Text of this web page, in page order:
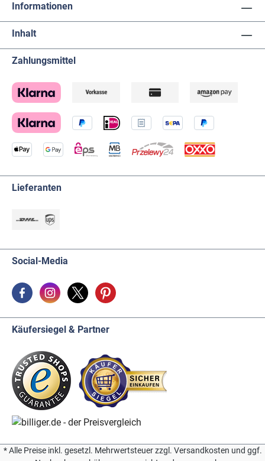
Informationen
Inhalt
Zahlungsmittel
Lieferanten
Social-Media
Käufersiegel & Partner
* Alle Preise inkl. gesetzl. Mehrwertsteuer zzgl. Versandkosten und ggf.